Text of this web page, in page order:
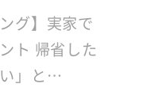
グ】実家で
ト 帰省した
」と…